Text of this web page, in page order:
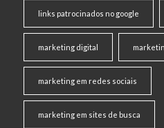
links patrocinados no google
marketing digital
marketing em redes sociais
marketing em sites de busca